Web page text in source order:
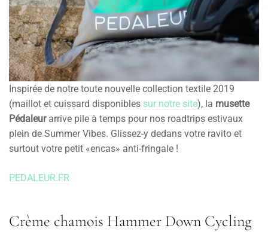
Inspirée de notre toute nouvelle collection textile 2019
(maillot et cuissard disponibles sur notre site), la musette
Pédaleurarrive pile à temps pour nos roadtrips estivaux
plein de Summer Vibes. Glissez-y dedans votre ravito et
surtout votre petit «encas» anti-fringale !
PEDALEUR.FR
Crème chamois Hammer Down Cycling